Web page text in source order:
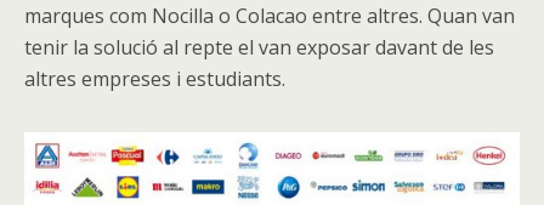
marques com Nocilla o Colacao entre altres. Quan van
tenir la solució al repte el van exposar davant de les
altres empreses i estudiants.